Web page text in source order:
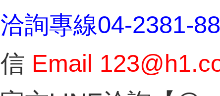
洽詢專線04-2381-
信 Email